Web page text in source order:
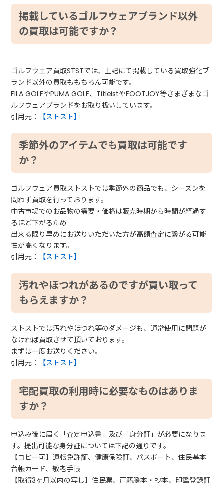
掲載しているゴルフウェアブランド以外
の買取は可能ですか？
ゴルフウェア買取STSTでは、上記にて掲載している買取強化ブ
ランド以外の買取ももちろん可能です。
FILA GOLFやPUMA GOLF、TitleistやFOOTJOY等さまざまなゴ
ルフウェアブランドをお取り扱いしています。
引用元：
【ストスト】
季節外のアイテムでも買取は可能です
か？
ゴルフウェア買取ストストでは季節外の商品でも、シーズンを
問わず買取を行っております。
中古市場でのお品物の需要・価格は販売時期から時間が経過す
るほど下がるため
出来る限り早めにお送りいただいた方が高額査定に繋がる可能
性が高くなります。
引用元：
【ストスト】
汚れやほつれがあるのですが買い取って
もらえますか？
ストストでは汚れやほつれ等のダメージも、通常使用に問題が
なければ買取させて頂いております。
まずは一度お送りください。
引用元：
【ストスト】
宅配買取の利用時に必要なものはありま
すか？
申込み後に届く「査定申込書」及び「身分証」が必要になりま
す。提出可能な身分証については下記の通りです。
【コピー可】運転免許証、健康保険証、パスポート、住民基本
台帳カード、敬老手帳
【取得3ヶ月以内の写し】住民票、戸籍謄本・抄本、印鑑登録証